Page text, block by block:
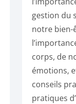
gestion du
notre bien-
corps, de
émotions,
conseils
pratiques